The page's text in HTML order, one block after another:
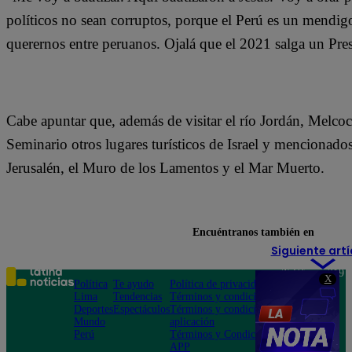
X
políticos no sean corruptos, porque el Perú es un
querernos entre peruanos. Ojalá que el 2021 salga un
Cabe apuntar que, además de visitar el río Jordán,
Seminario otros lugares turísticos de Israel y
Jerusalén, el Muro de los Lamentos y el Mar Muerto.
Siguiente
Encuéntranos también en
Política
Lima
Deportes
Mundo
Perú
Te ayudo
Tendencias
Espectáculos
Política de privacidad
Términos y condiciones
Términos y condiciones
aplicación
Términos y Condiciones
APP
Teléfono: 219
Av. San
Felipe 968
Jesús María